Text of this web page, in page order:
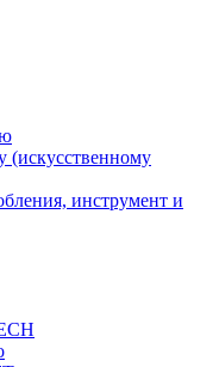
(искусственному
инструмент и